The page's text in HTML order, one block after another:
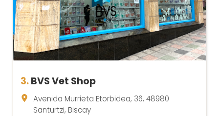
3.BVS Vet Shop
Avenida Murrieta Etorbidea, 36, 48980
Santurtzi, Biscay